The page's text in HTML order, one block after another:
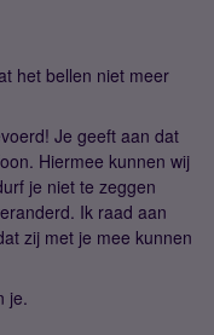
het bellen niet meer
Je geeft aan dat
Hiermee kunnen wij
je niet te zeggen
Ik raad aan
zij met je mee kunnen
je.